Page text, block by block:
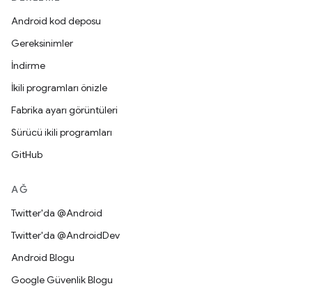
Android kod deposu
Gereksinimler
İndirme
İkili programları önizle
Fabrika ayarı görüntüleri
Sürücü ikili programları
GitHub
AĞ
Twitter'da @Android
Twitter'da @AndroidDev
Android Blogu
Google Güvenlik Blogu